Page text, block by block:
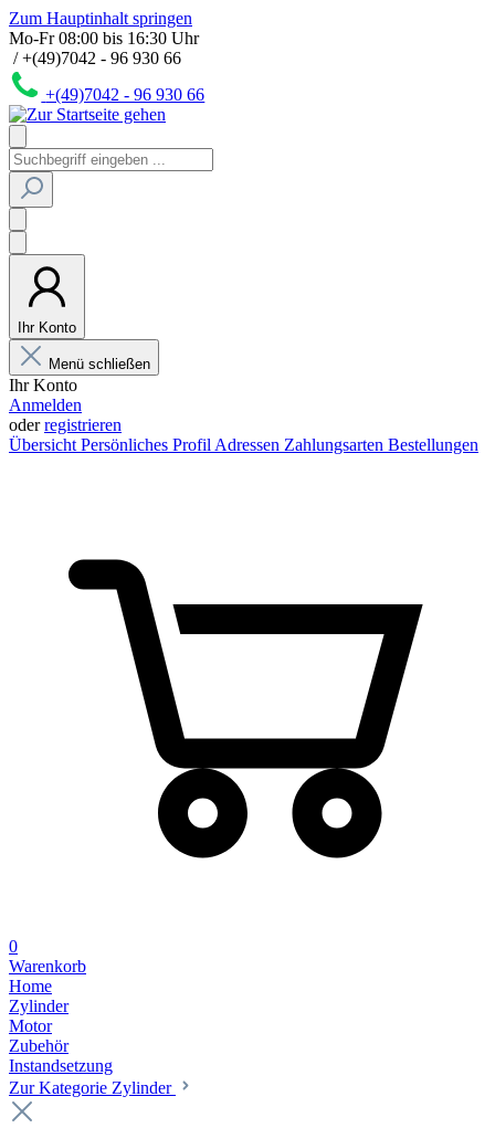
Zum Hauptinhalt springen
Mo-Fr 08:00 bis 16:30 Uhr
/ +(49)7042 - 96 930 66
+(49)7042 - 96 930 66
Ihr Konto
Menü schließen
Ihr Konto
Anmelden
oderregistrieren
Übersicht Persönliches Profil Adressen Zahlungsarten Bestellungen
0
Warenkorb
Home
Zylinder
Motor
Zubehör
Instandsetzung
Zur Kategorie Zylinder